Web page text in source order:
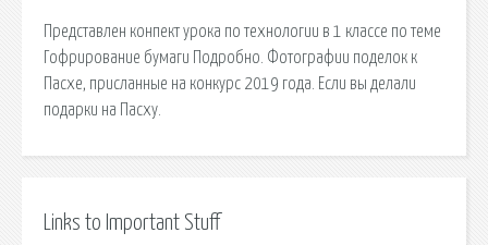
Представлен конпект урока по технологии в 1 классе по теме
Гофрирование бумаги Подробно. Фотографии поделок к
Пасхе, присланные на конкурс 2019 года. Если вы делали
подарки на Пасху.
Links to Important Stuff